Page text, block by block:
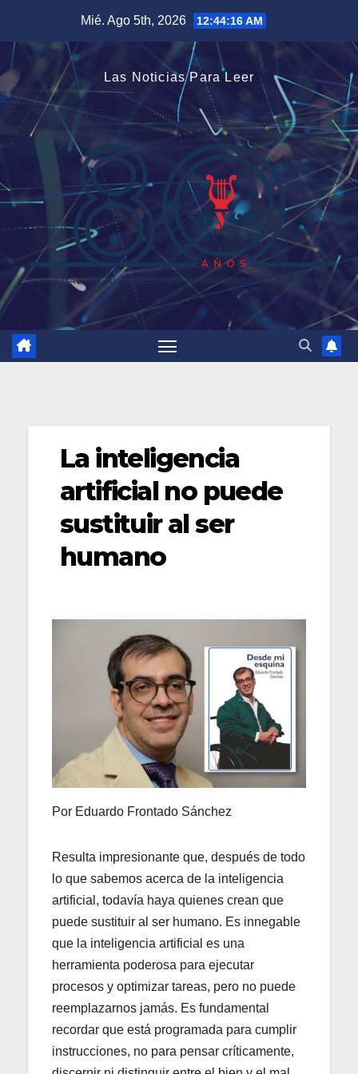
contenido
Mié. Ago 5th, 2026 12:44:16 AM
Las Noticias Para Leer
La inteligencia
artificial no puede
sustituir al ser
humano
Por Eduardo Frontado Sánchez
Resulta impresionante que, después de todo
lo que sabemos acerca de la inteligencia
artificial, todavía haya quienes crean que
puede sustituir al ser humano. Es innegable
que la inteligencia artificial es una
herramienta poderosa para ejecutar
procesos y optimizar tareas, pero no puede
reemplazarnos jamás. Es fundamental
recordar que está programada para cumplir
instrucciones, no para pensar críticamente,